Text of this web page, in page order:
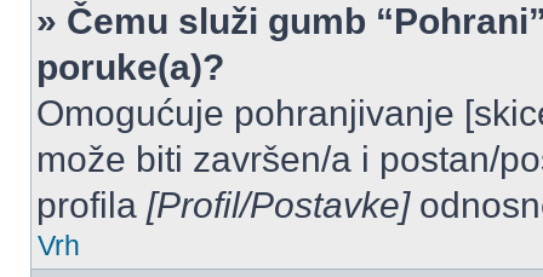
» Čemu služi gumb
poruke(a)?
Omogućuje pohranjivanje
može biti završen/a i postan/
profila [Profil/Postavke]
Vrh